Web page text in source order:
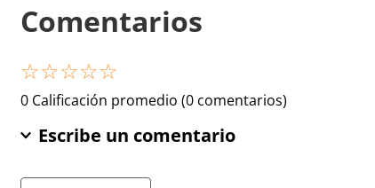
Comentarios
☆☆☆☆☆
0 Calificación promedio (0 comentarios)
Escribe un comentario